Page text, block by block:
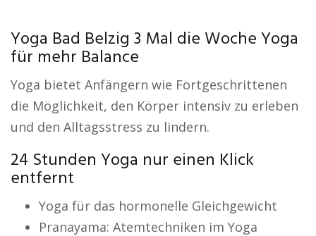
Yoga Bad Belzig 3 Mal die Woche Yoga
für mehr Balance
Yoga bietet Anfängern wie Fortgeschrittenen
die Möglichkeit, den Körper intensiv zu erleben
und den Alltagsstress zu lindern.
24 Stunden Yoga nur einen Klick
entfernt
Yoga für das hormonelle Gleichgewicht
Pranayama: Atemtechniken im Yoga